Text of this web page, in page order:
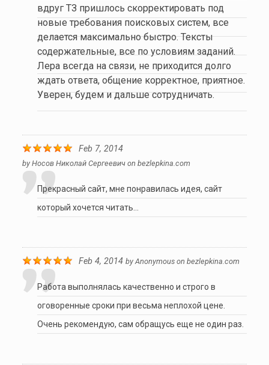
вдруг ТЗ пришлось скорректировать под
новые требования поисковых систем, все
делается максимально быстро. Тексты
содержательные, все по условиям заданий.
Лера всегда на связи, не приходится долго
ждать ответа, общение корректное, приятное.
Уверен, будем и дальше сотрудничать.
Feb 7, 2014
by Носов Николай Сергеевичon bezlepkina.com
Прекрасный сайт, мне понравилась идея, сайт
который хочется читать...
Feb 4, 2014 byAnonymouson bezlepkina.com
Работа выполнялась качественно и строго в
оговоренные сроки при весьма неплохой цене.
Очень рекомендую, сам обращусь еще не один раз.